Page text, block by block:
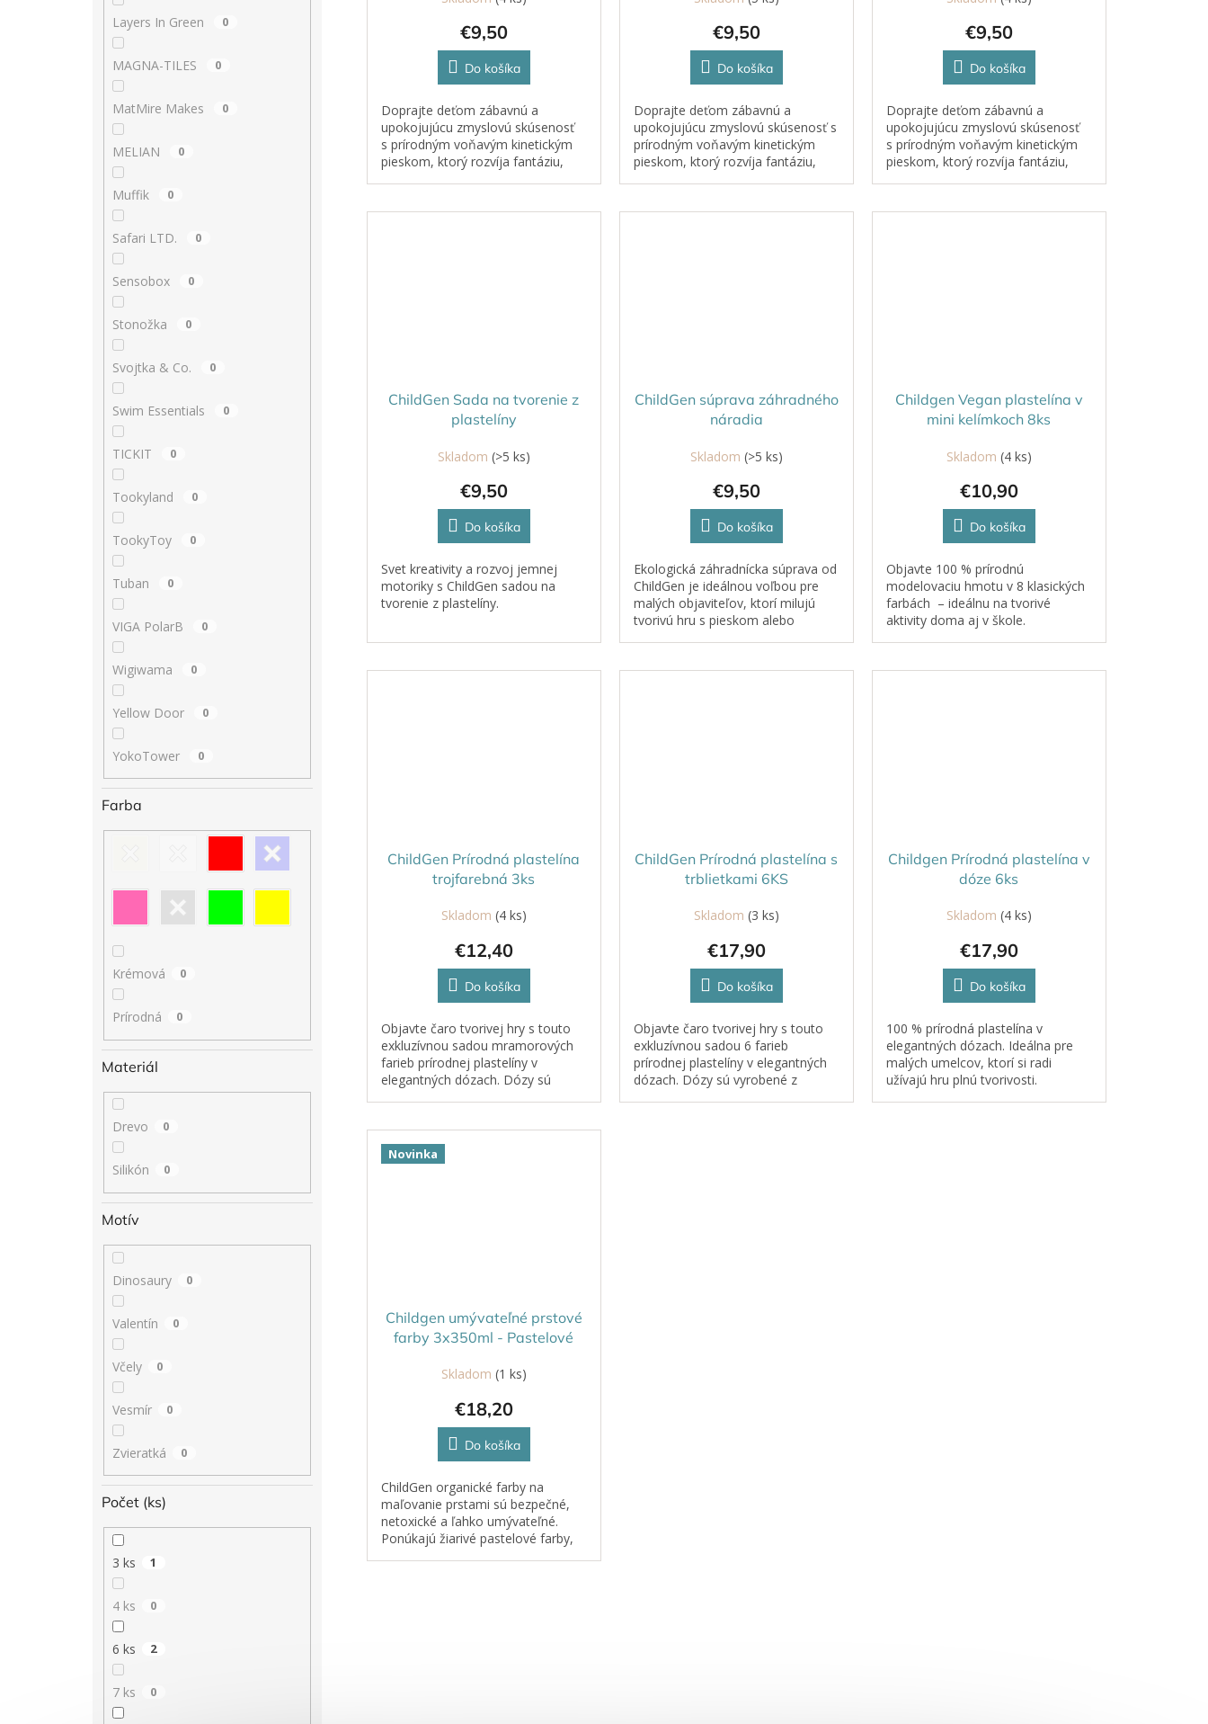
Layers In Green 0
MAGNA-TILES 0
MatMire Makes 0
MELIAN 0
Muffik 0
Safari LTD. 0
Sensobox 0
Stonožka 0
Svojtka & Co. 0
Swim Essentials 0
TICKIT 0
Tookyland 0
TookyToy 0
Tuban 0
VIGA PolarB 0
Wigiwama 0
Yellow Door 0
YokoTower 0
Farba
Krémová 0
Prírodná 0
Materiál
Drevo 0
Silikón 0
Motív
Dinosaury 0
Valentín 0
Včely 0
Vesmír 0
Zvieratká 0
Počet (ks)
3 ks 1
4 ks 0
6 ks 2
7 ks 0
€9,50
Do košíka
Doprajte deťom zábavnú a
upokojujúcu zmyslovú skúsenosť
s prírodným voňavým kinetickým
pieskom, ktorý rozvíja fantáziu,
€9,50
Do košíka
Doprajte deťom zábavnú a
upokojujúcu zmyslovú skúsenosť s
prírodným voňavým kinetickým
pieskom, ktorý rozvíja fantáziu,
€9,50
Do košíka
Doprajte deťom zábavnú a
upokojujúcu zmyslovú skúsenosť
s prírodným voňavým kinetickým
pieskom, ktorý rozvíja fantáziu,
ChildGen Sada na tvorenie z
plastelíny
Skladom (>5 ks)
€9,50
Do košíka
Svet kreativity a rozvoj jemnej
motoriky s ChildGen sadou na
tvorenie z plastelíny.
ChildGen súprava záhradného
náradia
Skladom (>5 ks)
€9,50
Do košíka
Ekologická záhradnícka súprava od
ChildGen je ideálnou voľbou pre
malých objaviteľov, ktorí milujú
tvorivú hru s pieskom alebo
Childgen Vegan plastelína v
mini kelímkoch 8ks
Skladom (4 ks)
€10,90
Do košíka
Objavte 100 % prírodnú
modelovaciu hmotu v 8 klasických
farbách – ideálnu na tvorivé
aktivity doma aj v škole.
ChildGen Prírodná plastelína
trojfarebná 3ks
Skladom (4 ks)
€12,40
Do košíka
Objavte čaro tvorivej hry s touto
exkluzívnou sadou mramorových
farieb prírodnej plastelíny v
elegantných dózach. Dózy sú
ChildGen Prírodná plastelína s
trblietkami 6KS
Skladom (3 ks)
€17,90
Do košíka
Objavte čaro tvorivej hry s touto
exkluzívnou sadou 6 farieb
prírodnej plastelíny v elegantných
dózach. Dózy sú vyrobené z
Childgen Prírodná plastelína v
dóze 6ks
Skladom (4 ks)
€17,90
Do košíka
100 % prírodná plastelína v
elegantných dózach. Ideálna pre
malých umelcov, ktorí si radi
užívajú hru plnú tvorivosti.
Novinka
Childgen umývateľné prstové
farby 3x350ml - Pastelové
Skladom (1 ks)
€18,20
Do košíka
ChildGen organické farby na
maľovanie prstami sú bezpečné,
netoxické a ľahko umývateľné.
Ponúkajú žiarivé pastelové farby,